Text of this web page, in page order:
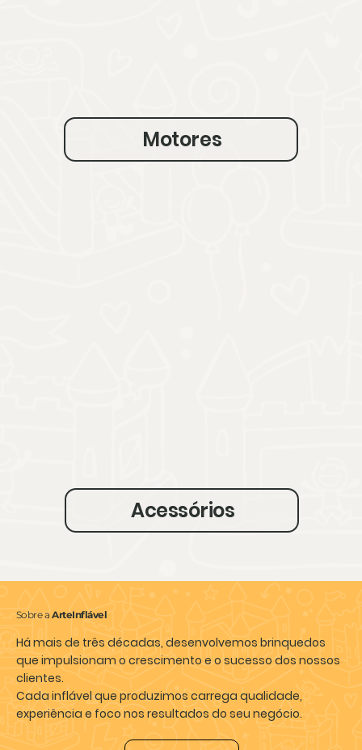
Motores
Acessórios
Sobre aArteInflável
Há mais de três décadas, desenvolvemos brinquedos
que impulsionam o crescimento e o sucesso dos nossos
clientes.
Cada inflável que produzimos carrega qualidade,
experiência e foco nosresultados do seu negócio.